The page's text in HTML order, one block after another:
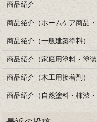
商品紹介
商品紹介（ホームケア商品
商品紹介（一般建築塗料）
商品紹介（家庭用塗料・塗装
商品紹介（木工用接着剤）
商品紹介（自然塗料・柿渋・